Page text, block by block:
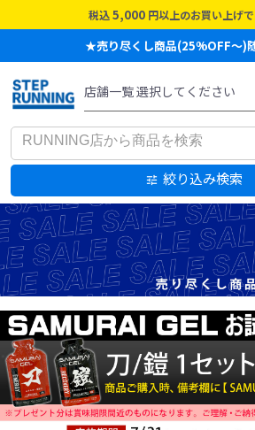
税込 5,000 円以上のお買い上げで
★売り尽くし商品(25%OFF～)
絞り込み検索